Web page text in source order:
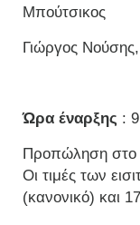
Μπούτσικος
Γιώργος
Ώρα έναρξης :
Προπώληση στο
Οι τιμές των
(κανονικό) και